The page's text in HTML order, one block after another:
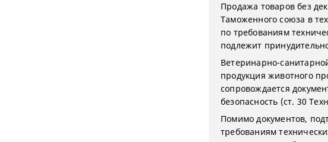
Продажа товаров без
Таможенного союза в
по требованиям
подлежит
Ветеринарно-
продукция животного
сопровождается
безопасность (ст. 30
Помимо документов,
требованиям